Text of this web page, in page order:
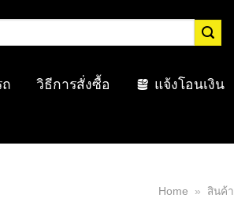
ถ วิธีการสั่งซื้อ แจ้งโอนเงิน
Home » สินค้า